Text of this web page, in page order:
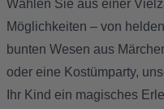
Wählen Sie aus einer
Möglichkeiten – von
bunten Wesen aus
oder eine Kostümparty,
Ihr Kind ein magisches